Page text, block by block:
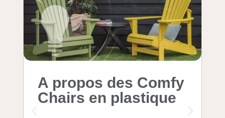
A propos des Comfy
Chairs en plastique